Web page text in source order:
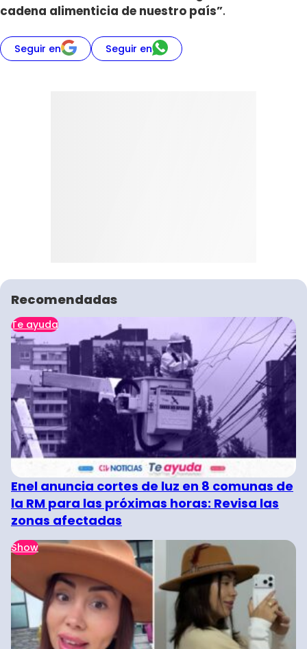
cadena alimenticia de nuestro país”.
Seguir en Seguir en
Recomendadas
Te ayuda
Enel anuncia cortes de luz en 8 comunas de
la RM para las próximas horas: Revisa las
zonas afectadas
Show